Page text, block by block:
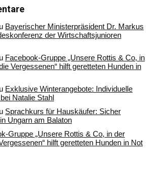
Bayerischer Ministerpräsident Dr. Markus
der Wirtschaftsjunioren
Facebook-Gruppe „Unsere Rottis & Co, in
Vergessenen“ hilft geretteten Hunden in
Exklusive Winterangebote: Individuelle
Natalie Stahl
Sprachkurs für Hauskäufer: Sicher
Ungarn am Balaton
Gruppe „Unsere Rottis & Co, in der
hilft geretteten Hunden in Not